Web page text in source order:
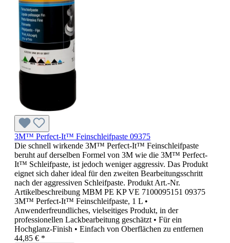
3M™ Perfect-It™ Feinschleifpaste 09375
Die schnell wirkende 3M™ Perfect-It™ Feinschleifpaste
beruht auf derselben Formel von 3M wie die 3M™ Perfect-
It™ Schleifpaste, ist jedoch weniger aggressiv. Das Produkt
eignet sich daher ideal für den zweiten Bearbeitungsschritt
nach der aggressiven Schleifpaste. Produkt Art.-Nr.
Artikelbeschreibung MBM PE KP VE 7100095151 09375
3M™ Perfect-It™ Feinschleifpaste, 1 L •
Anwenderfreundliches, vielseitiges Produkt, in der
professionellen Lackbearbeitung geschätzt • Für ein
Hochglanz-Finish • Einfach von Oberflächen zu entfernen
44,85 € *